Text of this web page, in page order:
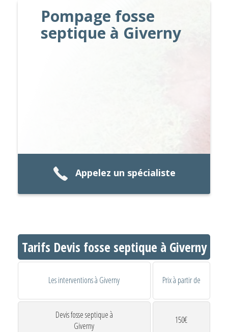
Pompage fosse
septique à Giverny
Appelez un spécialiste
Tarifs Devis fosse septique à Giverny
Les interventions à Giverny Prix à partir de
Devis fosse septique à
Giverny
150€